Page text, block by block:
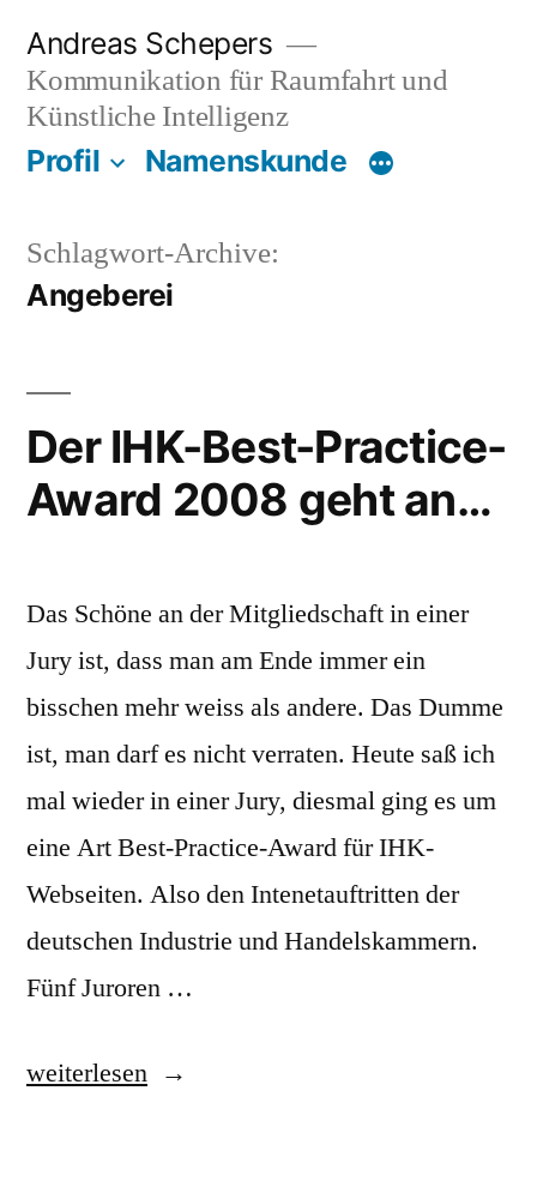
Inhalt
springen
Andreas Schepers
Kommunikation für Raumfahrt und
Künstliche Intelligenz
Profil Namenskunde
Schlagwort-Archive:
Angeberei
Der IHK-Best-Practice-
Award 2008 geht an…
Das Schöne an der Mitgliedschaft in einer
Jury ist, dass man am Ende immer ein
bisschen mehr weiss als andere. Das Dumme
ist, man darf es nicht verraten. Heute saß ich
mal wieder in einer Jury, diesmal ging es um
eine Art Best-Practice-Award für IHK-
Webseiten. Also den Intenetauftritten der
deutschen Industrie und Handelskammern.
Fünf Juroren …
„Der
weiterlesen